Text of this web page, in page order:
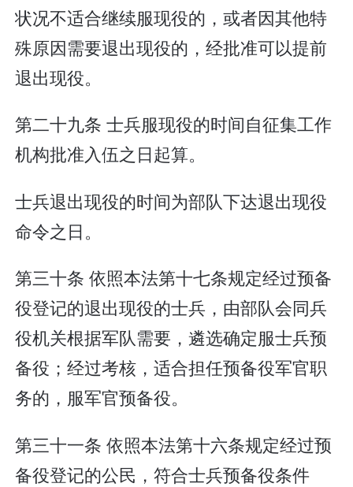
状况不适合继续服现役的，或者因其他特
殊原因需要退出现役的，经批准可以提前
退出现役。
第二十九条 士兵服现役的时间自征集工作
机构批准入伍之日起算。
士兵退出现役的时间为部队下达退出现役
命令之日。
第三十条 依照本法第十七条规定经过预备
役登记的退出现役的士兵，由部队会同兵
役机关根据军队需要，遴选确定服士兵预
备役；经过考核，适合担任预备役军官职
务的，服军官预备役。
第三十一条 依照本法第十六条规定经过预
备役登记的公民，符合士兵预备役条件